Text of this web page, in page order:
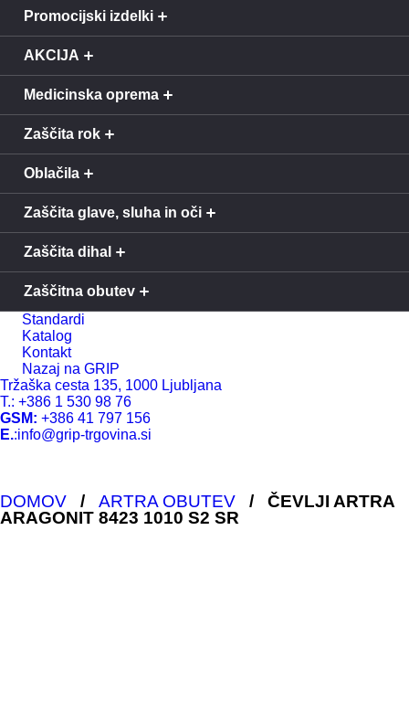
Promocijski izdelki
AKCIJA
Medicinska oprema
Zaščita rok
Oblačila
Zaščita glave, sluha in oči
Zaščita dihal
Zaščitna obutev
Standardi
Katalog
Kontakt
Nazaj na GRIP
Tržaška cesta 135, 1000 Ljubljana
T.: +386 1 530 98 76
GSM: +386 41 797 156
E.:info@grip-trgovina.si
DOMOV / ARTRA OBUTEV /
ČEVLJI ARTRA
ARAGONIT 8423 1010 S2 SR